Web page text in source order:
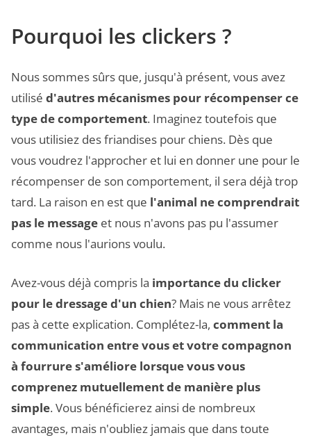
Pourquoi les clickers ?
Nous sommes sûrs que, jusqu'à présent, vous avez
utilisé d'autres mécanismes pour récompenser ce
type de comportement. Imaginez toutefois que
vous utilisiez des friandises pour chiens. Dès que
vous voudrez l'approcher et lui en donner une pour le
récompenser de son comportement, il sera déjà trop
tard. La raison en est que l'animal ne comprendrait
pas le message et nous n'avons pas pu l'assumer
comme nous l'aurions voulu.
Avez-vous déjà compris la importance du clicker
pour le dressage d'un chien? Mais ne vous arrêtez
pas à cette explication. Complétez-la, comment la
communication entre vous et votre compagnon
à fourrure s'améliore lorsque vous vous
comprenez mutuellement de manière plus
simple. Vous bénéficierez ainsi de nombreux
avantages, mais n'oubliez jamais que dans toute